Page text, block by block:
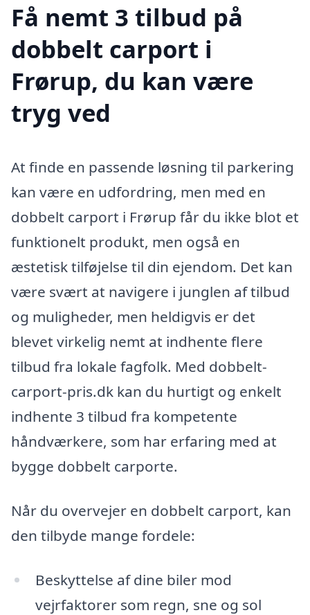
Få nemt 3 tilbud på
dobbelt carport i
Frørup, du kan være
tryg ved
At finde en passende løsning til parkering
kan være en udfordring, men med en
dobbelt carport i Frørup får du ikke blot et
funktionelt produkt, men også en
æstetisk tilføjelse til din ejendom. Det kan
være svært at navigere i junglen af tilbud
og muligheder, men heldigvis er det
blevet virkelig nemt at indhente flere
tilbud fra lokale fagfolk. Med dobbelt-
carport-pris.dk kan du hurtigt og enkelt
indhente 3 tilbud fra kompetente
håndværkere, som har erfaring med at
bygge dobbelt carporte.
Når du overvejer en dobbelt carport, kan
den tilbyde mange fordele:
Beskyttelse af dine biler mod
vejrfaktorer som regn, sne og sol